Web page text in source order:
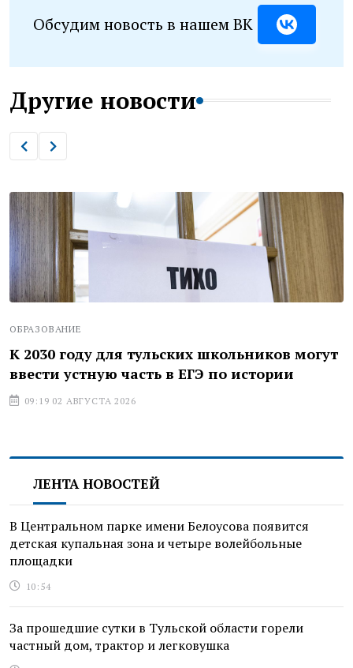
Обсудим новость в нашем ВК
Другие новости
ОБРАЗОВАНИЕ
К 2030 году для тульских школьников могут
ввести устную часть в ЕГЭ по истории
09:19 02 АВГУСТА 2026
ЛЕНТА НОВОСТЕЙ
В Центральном парке имени Белоусова появится
детская купальная зона и четыре волейбольные
площадки
10:54
За прошедшие сутки в Тульской области горели
частный дом, трактор и легковушка